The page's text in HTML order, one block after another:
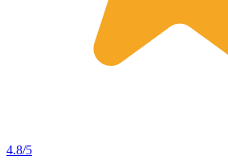
4.8/5